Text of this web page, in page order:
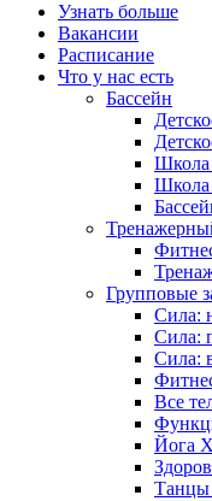
Узнать больше
Вакансии
Расписание
Что у нас есть
Бассейн
Школа
Школа
Групповые
Сила:
Сила:
Сила:
Все
Йога
Танцы